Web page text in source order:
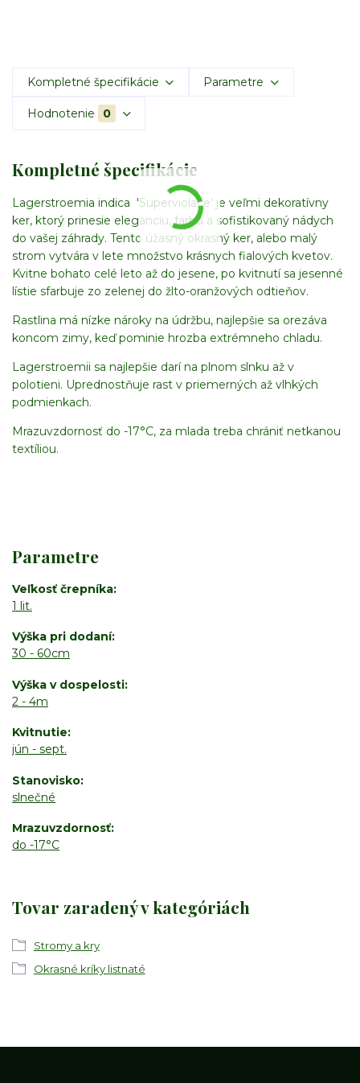
Kompletné špecifikácie Parametre
Hodnotenie 0
Kompletné špecifikácie
Lagerstroemia indica 'Superviolace' je veľmi dekoratívny
ker, ktorý prinesie eleganciu, farbu a sofistikovaný nádych
do vašej záhrady. Tento úžasný okrasný ker, alebo malý
strom vytvára v lete množstvo krásnych fialových kvetov.
Kvitne bohato celé leto až do jesene, po kvitnutí sa jesenné
lístie sfarbuje zo zelenej do žlto-oranžových odtieňov.
Rastlina má nízke nároky na údržbu, najlepšie sa orezáva
koncom zimy, keď pominie hrozba extrémneho chladu.
Lagerstroemii sa najlepšie darí na plnom slnku až v
polotieni. Uprednostňuje rast v priemerných až vlhkých
podmienkach.
Mrazuvzdornosť do -17°C, za mlada treba chrániť netkanou
textíliou.
Parametre
Veľkosť črepníka
1 lit.
Výška pri dodaní
30 - 60cm
Výška v dospelosti
2 - 4m
Kvitnutie
jún - sept.
Stanovisko
slnečné
Mrazuvzdornosť
do -17°C
Tovar zaradený v kategóriách
Stromy a kry
Okrasné kríky listnaté